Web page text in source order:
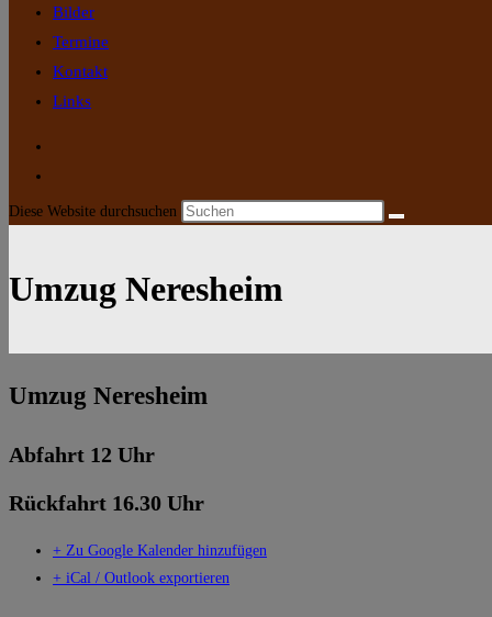
Bilder
Termine
Kontakt
Links
Diese Website durchsuchen
Umzug Neresheim
Umzug Neresheim
Abfahrt 12 Uhr
Rückfahrt 16.30 Uhr
+ Zu Google Kalender hinzufügen
+ iCal / Outlook exportieren